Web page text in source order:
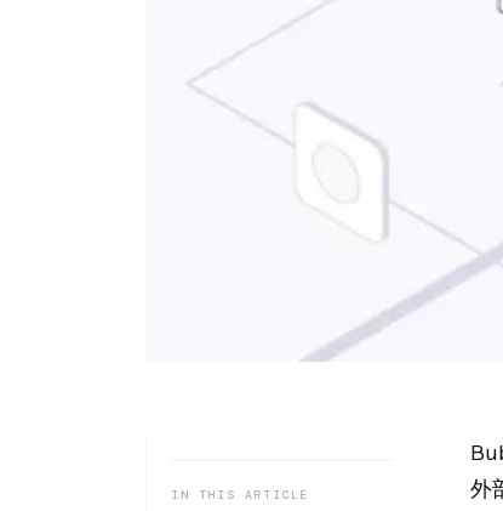
IN THIS ARTICLE
外